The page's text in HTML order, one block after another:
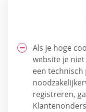
Als je hoge
website je
een
registreren,